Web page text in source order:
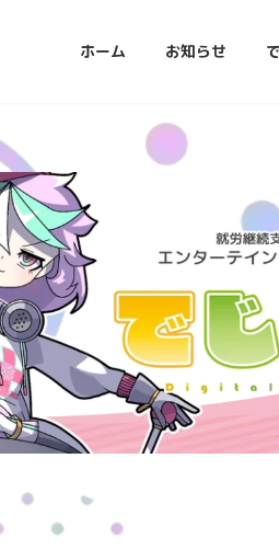
ホーム お知らせ